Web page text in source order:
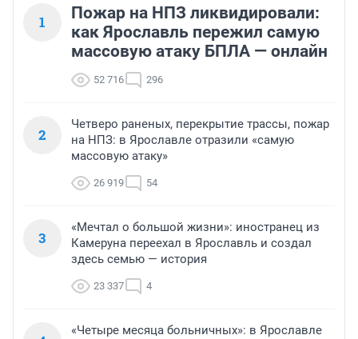
1
Пожар на НПЗ ликвидировали:
как Ярославль пережил самую
массовую атаку БПЛА — онлайн
52 716 296
2
Четверо раненых, перекрытие трассы, пожар
на НПЗ: в Ярославле отразили «самую
массовую атаку»
26 919 54
3
«Мечтал о большой жизни»: иностранец из
Камеруна переехал в Ярославль и создал
здесь семью — история
23 337 4
«Четыре месяца больничных»: в Ярославле